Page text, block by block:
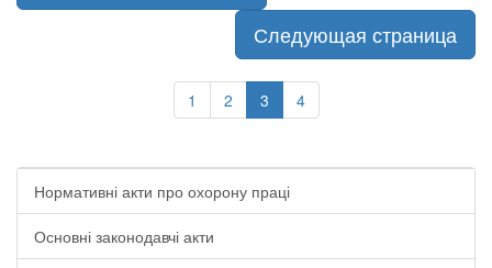
Следующая страница
1 2 3 4
Нормативні акти про охорону праці
Основні законодавчі акти